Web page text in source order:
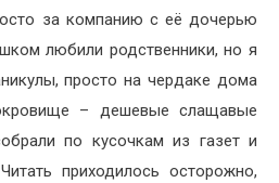
за компанию с её дочерью
любили родственники, но я
просто на чердаке дома
– дешевые слащавые
по кусочкам из газет и
приходилось осторожно,